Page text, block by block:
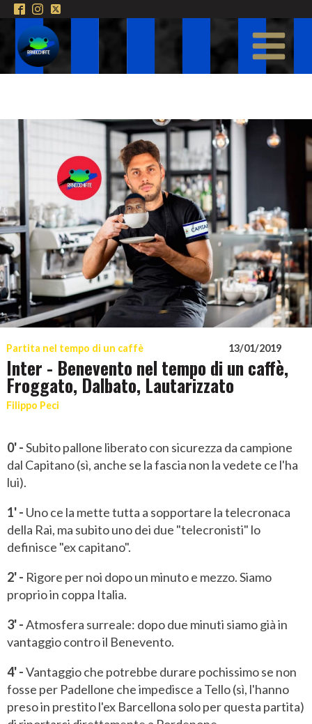
Partita nel tempo di un caffè 13/01/2019
Inter - Benevento nel tempo di un caffè,
Froggato, Dalbato, Lautarizzato
Filippo Peci
0' -Subito pallone liberato con sicurezza da campione
dal Capitano (sì, anche se la fascia non la vedete ce l'ha
lui).
1' - Uno ce la mette tutta a sopportare la telecronaca
della Rai, ma subito uno dei due "telecronisti" lo
definisce "ex capitano".
2' - Rigore per noi dopo un minuto e mezzo. Siamo
proprio in coppa Italia.
3' -Atmosfera surreale: dopo due minuti siamo già in
vantaggio contro il Benevento.
4' -Vantaggio che potrebbe durare pochissimo se non
fosse per Padellone che impedisce a Tello (sì, l'hanno
preso in prestito l'ex Barcellona solo per questa partita)